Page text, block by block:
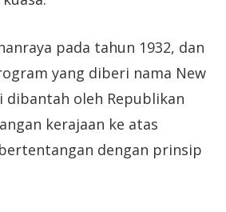
pada tahun 1932, dan
yang diberi nama New
dibantah oleh Republikan
kerajaan ke atas
dengan prinsip